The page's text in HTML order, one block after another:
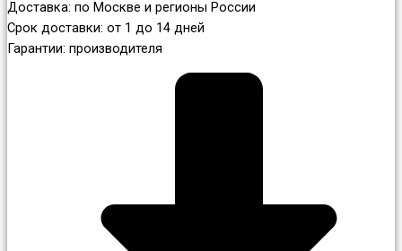
Доставка: по Москве и регионы России
Срок доставки: от 1 до 14 дней
Гарантии: производителя